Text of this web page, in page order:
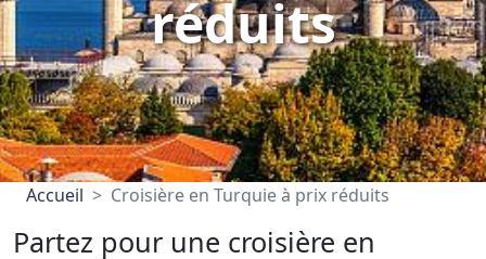
réduits
Accueil Croisière en Turquie à prix réduits
Partez pour une croisière en